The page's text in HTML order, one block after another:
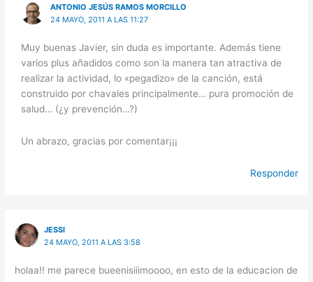
ANTONIO JESÚS RAMOS MORCILLO
24 MAYO, 2011 A LAS 11:27
Muy buenas Javier, sin duda es importante. Además tiene
varios plus añadidos como son la manera tan atractiva de
realizar la actividad, lo «pegadizo» de la canción, está
construido por chavales principalmente… pura promoción de
salud… (¿y prevención…?)
Un abrazo, gracias por comentar¡¡¡
Responder
JESSI
24 MAYO, 2011 A LAS 3:58
holaa!! me parece bueenisiiimoooo, en esto de la educacion de